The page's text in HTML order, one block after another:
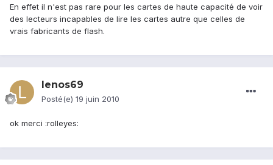
En effet il n'est pas rare pour les cartes de haute capacité de voir
des lecteurs incapables de lire les cartes autre que celles de
vrais fabricants de flash.
lenos69
Posté(e) 19 juin 2010
ok merci :rolleyes: